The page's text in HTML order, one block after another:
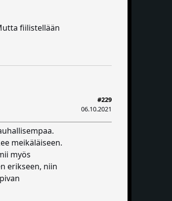
fiilistellään
#229
06.10.2021
meikäläiseen.
myös
erikseen, niin